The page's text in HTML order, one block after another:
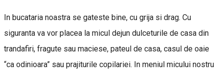
In bucataria noastra se gateste bine, cu grija si drag. Cu
siguranta va vor placea la micul dejun dulceturile de casa din
trandafiri, fragute sau maciese, pateul de casa, casul de oaie
“ca odinioara” sau prajiturile copilariei. In meniul micului nostru